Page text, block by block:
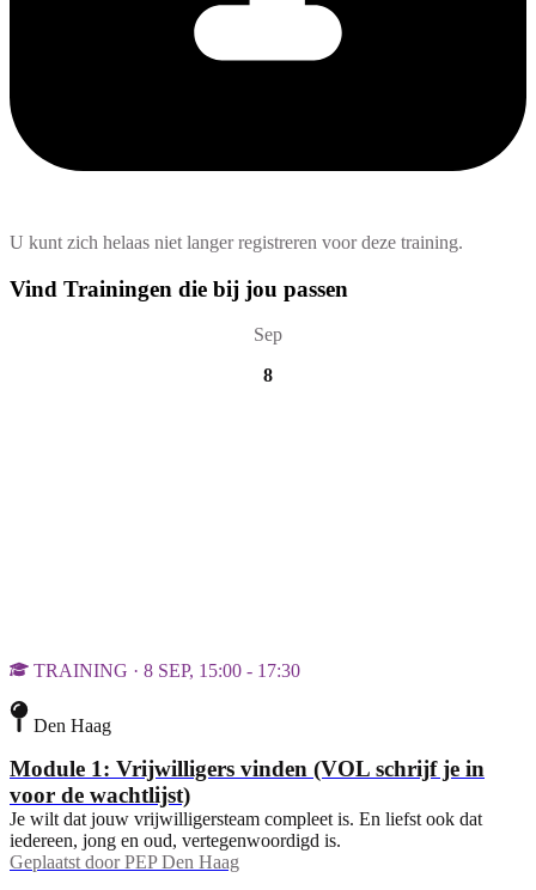
U kunt zich helaas niet langer registreren voor deze training.
Vind Trainingen die bij jou passen
Sep
8
TRAINING · 8 SEP, 15:00 - 17:30
Den Haag
Module 1: Vrijwilligers vinden (VOL schrijf je in
voor de wachtlijst)
Je wilt dat jouw vrijwilligersteam compleet is. En liefst ook dat
iedereen, jong en oud, vertegenwoordigd is.
Geplaatst door PEP Den Haag